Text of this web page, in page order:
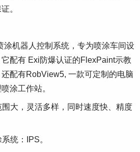
。
涂机器人控制系统，专为喷涂车间设
配有 Exi防爆认证的FlexPaint示教
配有RobView5, 一款可定制的电脑
涂工作站。
围大，灵活多样，同时速度快、精度
统：IPS。